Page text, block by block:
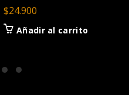
$24.900
Añadir al carrito